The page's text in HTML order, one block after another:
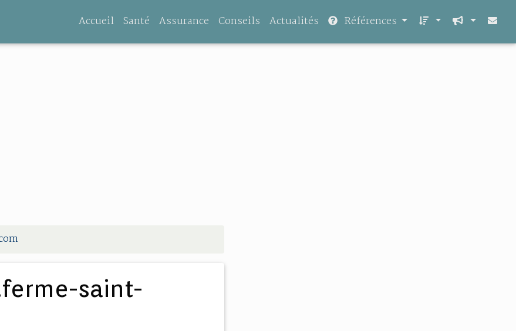
Accueil Santé Assurance Conseils Actualités Références